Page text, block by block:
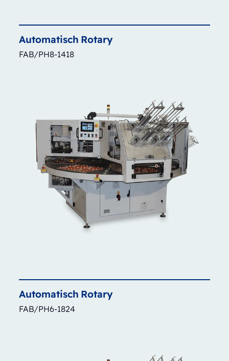
Automatisch Rotary
FAB/PH8-1418
Automatisch Rotary
FAB/PH6-1824